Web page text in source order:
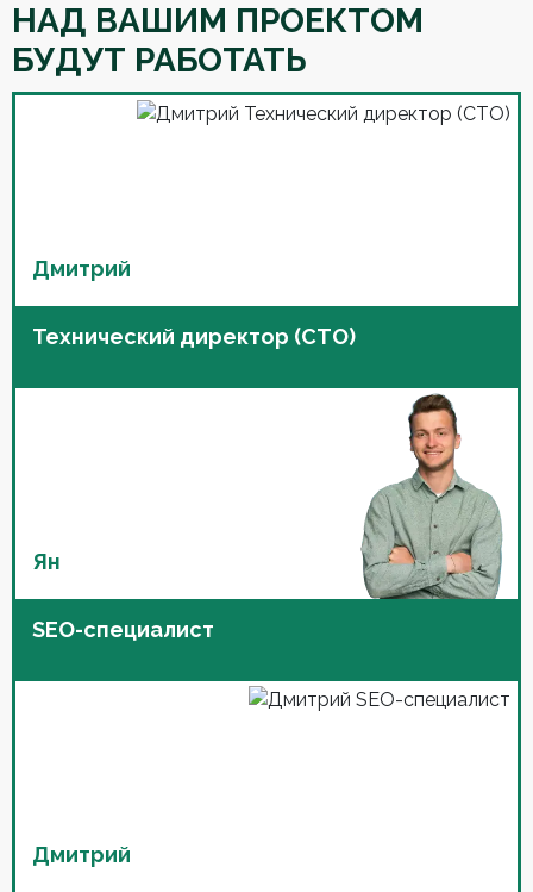
НАД ВАШИМ ПРОЕКТОМ
БУДУТ РАБОТАТЬ
Дмитрий
Технический директор (CTO)
Ян
SEO-специалист
Дмитрий